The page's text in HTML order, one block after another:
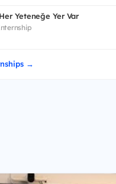
Yeteneğe Yer Var
→